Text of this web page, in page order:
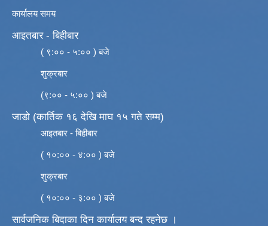
कार्यालय समय
आइतबार - बिहीबार
( ९:०० - ५:०० ) बजे
शुक्रबार
(९:०० - ५:०० ) बजे
जाडो (कार्तिक १६ देखि माघ १५ गते सम्म)
आइतबार - बिहीबार
( १०:०० - ४:०० ) बजे
शुक्रबार
( १०:०० - ३:०० ) बजे
सार्वजनिक बिदाका दिन कार्यालय बन्द रहनेछ ।